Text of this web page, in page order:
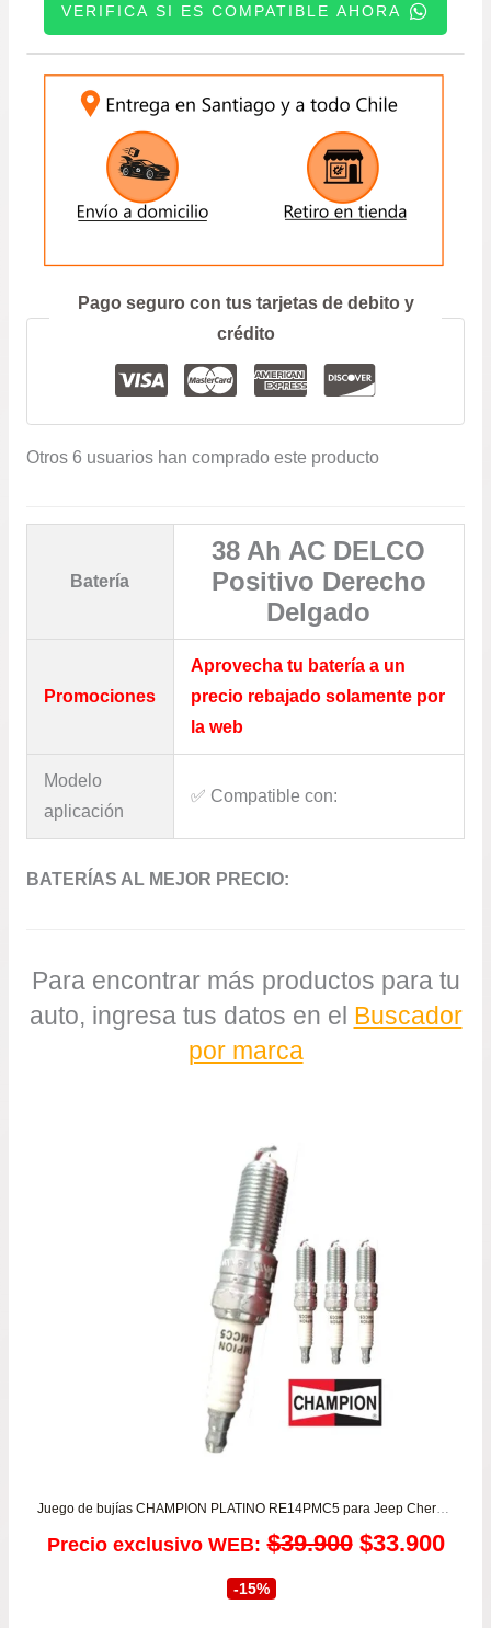
era:
$83.990.
es:
VERIFICA SI ES COMPATIBLE AHORA
Pago seguro con tus tarjetas de debito y
crédito
Otros 6 usuarios han comprado este producto
Batería
38 Ah AC DELCO
Positivo Derecho
Delgado
Promociones
Aprovecha tu batería a un
precio rebajado solamente por
la web
Modelo
aplicación
✅​ Compatible con:
BATERÍAS AL MEJOR PRECIO:
Para encontrar más productos para tu
auto, ingresa tus datos en el Buscador
por marca
Juego de bujías CHAMPION PLATINO RE14PMC5 para Jeep Cherokee 2.4 – Wrangler 2.4/ 3.8 desde 2003 a 2011
Precio exclusivo WEB: $39.900 El
$33.900El
-15%